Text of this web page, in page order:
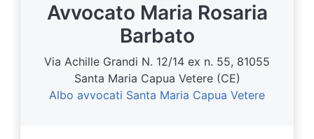
Avvocato Maria Rosaria
Barbato
Via Achille Grandi N. 12/14 ex n. 55, 81055
Santa Maria Capua Vetere (CE)
Albo avvocati Santa Maria Capua Vetere